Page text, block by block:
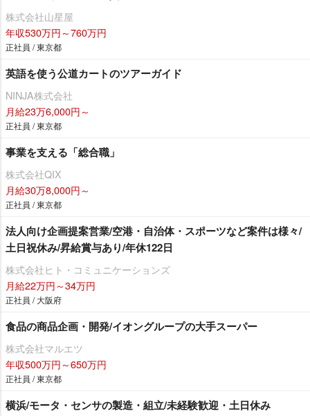
株式会社山星屋
年収530万円～760万円
正社員 / 東京都
英語を使う公道カートのツアーガイド
NINJA株式会社
月給23万6,000円～
正社員 / 東京都
事業を支える「総合職」
株式会社QIX
月給30万8,000円～
正社員 / 東京都
法人向け企画提案営業/空港・自治体・スポーツなど案件は様々/
土日祝休み/昇給賞与あり/年休122日
株式会社ヒト・コミュニケーションズ
月給22万円～34万円
正社員 / 大阪府
食品の商品企画・開発/イオングループの大手スーパー
株式会社マルエツ
年収500万円～650万円
正社員 / 東京都
横浜/モータ・センサの製造・組立/未経験歓迎・土日休み